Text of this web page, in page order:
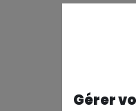
Gérer